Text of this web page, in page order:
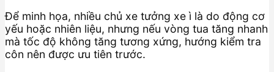
Để minh họa, nhiều chủ xe tưởng xe ì là do động cơ
yếu hoặc nhiên liệu, nhưng nếu vòng tua tăng nhanh
mà tốc độ không tăng tương xứng, hướng kiểm tra
côn nên được ưu tiên trước.